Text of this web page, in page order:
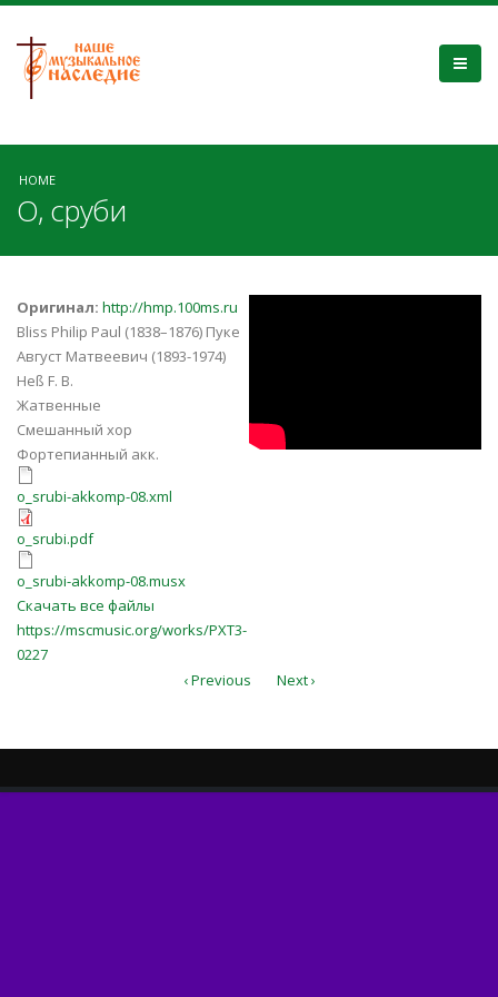
HOME
О, сруби
Оригинал: http://hmp.100ms.ru
Bliss Philip Paul (1838–1876) Пуке
Август Матвеевич (1893-1974)
Heß F. B.
Жатвенные
Смешанный хор
Фортепианный акк.
o_srubi-akkomp-08.xml
o_srubi-akkomp-08.xml
o_srubi.pdf
o_srubi.pdf
o_srubi-akkomp-08.musx
o_srubi-akkomp-08.musx
Скачать все файлы
https://mscmusic.org/works/PXT3-
0227
‹ Previous Next ›